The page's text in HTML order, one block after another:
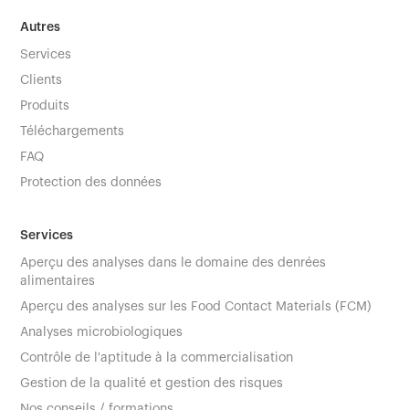
Autres
Services
Clients
Produits
Téléchargements
FAQ
Protection des données
Services
Aperçu des analyses dans le domaine des denrées
alimentaires
Aperçu des analyses sur les Food Contact Materials (FCM)
Analyses microbiologiques
Contrôle de l'aptitude à la commercialisation
Gestion de la qualité et gestion des risques